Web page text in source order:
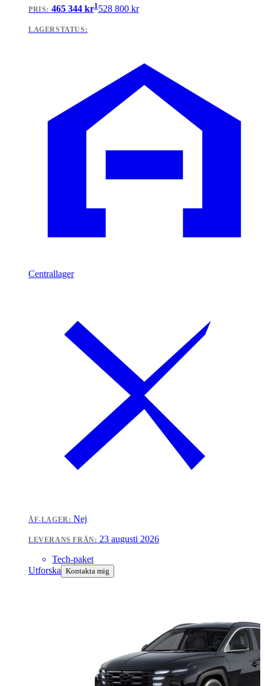
PRIS: 465 344kr1528 800kr
LAGERSTATUS:
Centrallager
ÅF-LAGER: Nej
LEVERANS FRÅN: 23 augusti 2026
Tech-paket
Utforska Kontakta mig